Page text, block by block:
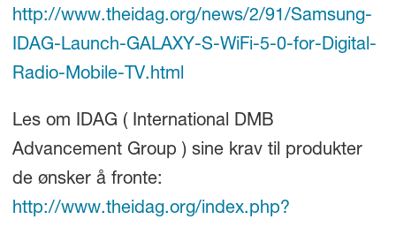
http://www.theidag.org/news/2/91/Samsung-
IDAG-Launch-GALAXY-S-WiFi-5-0-for-Digital-
Radio-Mobile-TV.html
Les om IDAG ( International DMB
Advancement Group ) sine krav til produkter
de ønsker å fronte:
http://www.theidag.org/index.php?